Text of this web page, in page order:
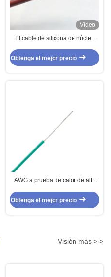
Video
El cable de silicona de núcleo
Obtenga el mejor precio
AWG a prueba de calor de alta
alambre 20 de SIF SIFE
Obtenga el mejor precio
Visión más > >